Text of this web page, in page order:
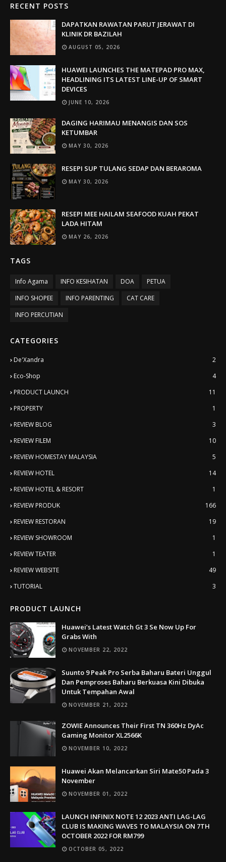
RECENT POSTS
DAPATKAN RAWATAN PARUT JERAWAT DI
KLINIK DR BAZILAH
AUGUST 05, 2026
HUAWEI LAUNCHES THE MATEPAD PRO MAX,
HEADLINING ITS LATEST LINE-UP OF SMART
DEVICES
JUNE 10, 2026
DAGING HARIMAU MENANGIS DAN SOS
KETUMBAR
MAY 30, 2026
RESEPI SUP TULANG SEDAP DAN BERAROMA
MAY 30, 2026
RESEPI MEE HAILAM SEAFOOD KUAH PEKAT
LADA HITAM
MAY 26, 2026
TAGS
Info Agama INFO KESIHATAN DOA
PETUA
INFO SHOPEE
INFO PARENTING
CAT CARE
INFO PERCUTIAN
CATEGORIES
De'Xandra
2
Eco-Shop
4
PRODUCT LAUNCH
11
PROPERTY
1
REVIEW BLOG
3
REVIEW FILEM
10
REVIEW HOMESTAY MALAYSIA
5
REVIEW HOTEL
14
REVIEW HOTEL & RESORT
1
REVIEW PRODUK
166
REVIEW RESTORAN
19
REVIEW SHOWROOM
1
REVIEW TEATER
1
REVIEW WEBSITE
49
TUTORIAL
3
PRODUCT LAUNCH
Huawei’s Latest Watch Gt 3 Se Now Up For
Grabs With
NOVEMBER 22, 2022
Suunto 9 Peak Pro Serba Baharu Bateri Unggul
Dan Pemproses Baharu Berkuasa Kini Dibuka
Untuk Tempahan Awal
NOVEMBER 21, 2022
ZOWIE Announces Their First TN 360Hz DyAc
Gaming Monitor XL2566K
NOVEMBER 10, 2022
Huawei Akan Melancarkan Siri Mate50 Pada 3
November
NOVEMBER 01, 2022
LAUNCH INFINIX NOTE 12 2023 ANTI LAG-LAG
CLUB IS MAKING WAVES TO MALAYSIA ON 7TH
OCTOBER 2022 FOR RM799
OCTOBER 05, 2022